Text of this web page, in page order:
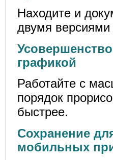
Находите и
двумя версиями
графикой
Работайте с
порядок
быстрее.
Сохранение
мобильных